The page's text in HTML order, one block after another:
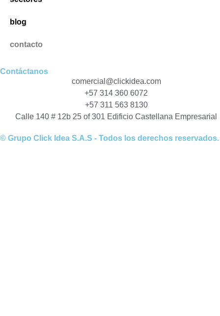
blog
contacto
Contáctanos
comercial@clickidea.com
+57 314 360 6072
+57 311 563 8130
Calle 140 # 12b 25 of 301 Edificio Castellana Empresarial
© Grupo Click Idea S.A.S - Todos los derechos reservados.